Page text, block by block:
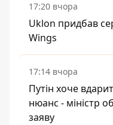
17:20 вчора
Uklon придбав
Wings
17:14 вчора
Путін хоче
нюанс - міністр
заяву